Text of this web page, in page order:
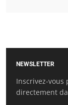
NEWSLETTER
Inscrivez-vous
directement